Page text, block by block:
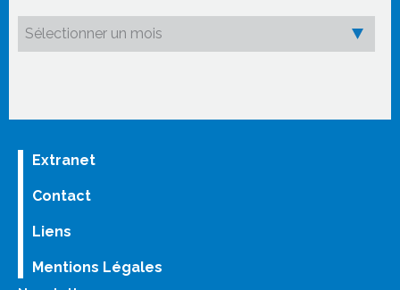
Extranet
Contact
Liens
Mentions Légales